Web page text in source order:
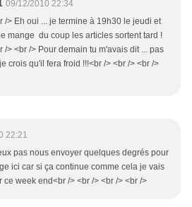
09/12/2010 22:34
/> Eh oui ... je termine à 19h30 le jeudi et
mange du coup les articles sortent tard !
/> <br /> Pour demain tu m'avais dit ... pas
crois qu'il fera froid !!!<br /> <br /> <br />
22:21
pas nous envoyer quelques degrés pour
ici car si ça continue comme cela je vais
week end<br /> <br /> <br /> <br />